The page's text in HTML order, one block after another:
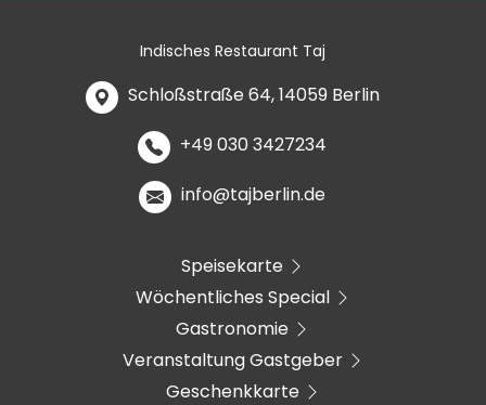
Indisches Restaurant Taj
Schloßstraße 64, 14059 Berlin
+49 030 3427234
info@tajberlin.de
Speisekarte
Wöchentliches Special
Gastronomie
Veranstaltung Gastgeber
Geschenkkarte